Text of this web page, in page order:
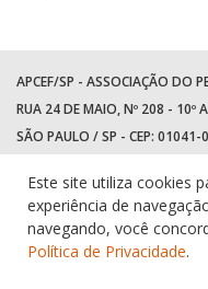
APCEF/SP - ASSOCIAÇÃO DO
RUA 24 DE MAIO, Nº 208 - 10º
SÃO PAULO / SP - CEP: 01041-
WhatsApp: (11) 94597-5758
Este site utiliza cookies
experiência de
navegando, você
Política de Privacidade.